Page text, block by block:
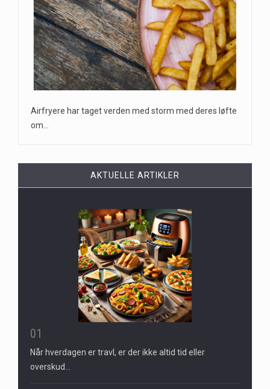
Airfryere har taget verden med storm med deres løfte
om…
AKTUELLE ARTIKLER
01
Når hverdagen er travl, er der ikke altid tid eller
overskud…